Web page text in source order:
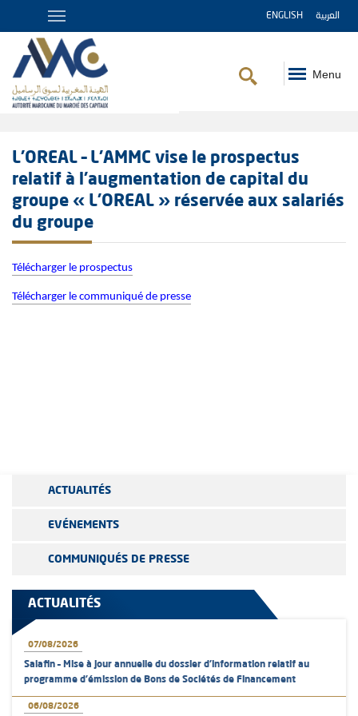
ENGLISH العربية
Menu
L’OREAL – L’AMMC vise le prospectus
relatif à l’augmentation de capital du
groupe « L’OREAL » réservée aux salariés
du groupe
Télécharger le prospectus
Télécharger le communiqué de presse
ACTUALITÉS
EVÉNEMENTS
COMMUNIQUÉS DE PRESSE
ACTUALITÉS
07/08/2026
Salafin – Mise à jour annuelle du dossier d’information relatif au
programme d'émission de Bons de Sociétés de Financement
06/08/2026